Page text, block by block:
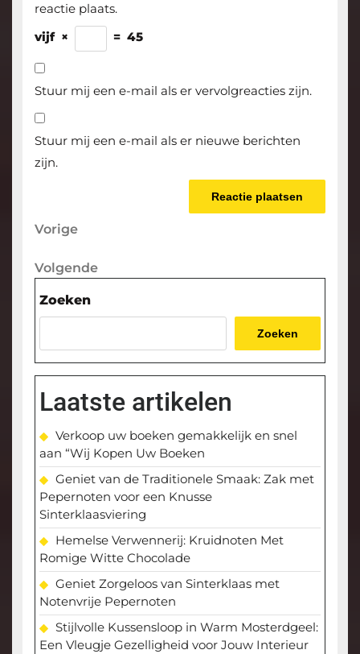
reactie plaats.
vijf × = 45
Stuur mij een e-mail als er vervolgreacties zijn.
Stuur mij een e-mail als er nieuwe berichten
zijn.
Berichtnavigatie
Vorige
Vorige
Volgende
Volgende
Zoeken
Zoeken
Laatste artikelen
Verkoop uw boeken gemakkelijk en snel
aan “Wij Kopen Uw Boeken
Geniet van de Traditionele Smaak: Zak met
Pepernoten voor een Knusse
Sinterklaasviering
Hemelse Verwennerij: Kruidnoten Met
Romige Witte Chocolade
Geniet Zorgeloos van Sinterklaas met
Notenvrije Pepernoten
Stijlvolle Kussensloop in Warm Mosterdgeel:
Een Vleugje Gezelligheid voor Jouw Interieur